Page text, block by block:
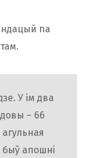
па
У ім два
– 66
апошні